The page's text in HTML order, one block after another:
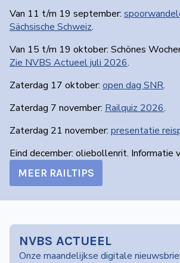
Van 11 t/m 19 september:
Sächsische Schweiz.
Van 15 t/m 19 oktober: Schönes
Zie NVBS Actueel juli 2026.
Zaterdag 17 oktober: open dag SNR.
Zaterdag 7 november: Railquiz 2026.
Zaterdag 21 november: presentatie
Eind december: oliebollenrit. Informatie
MEER RAILTIPS
NVBS ACTUEEL
Onze maandelijkse digitale